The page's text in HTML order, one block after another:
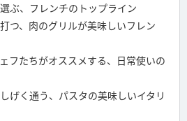
ぶ、フレンチのトップライン
つ、肉のグリルが美味しいフレン
フたちがオススメする、日常使いの
げく通う、パスタの美味しいイタリ